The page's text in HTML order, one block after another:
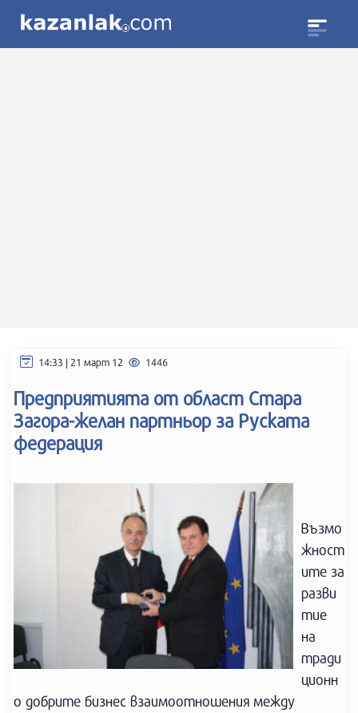
14:33 | 21 март 12 1446
Предприятията от област Стара
Загора-желан партньор за Руската
федерация
Възмо
жност
ите за
разви
тие
на
тради
ционн
о добрите бизнес взаимоотношения между